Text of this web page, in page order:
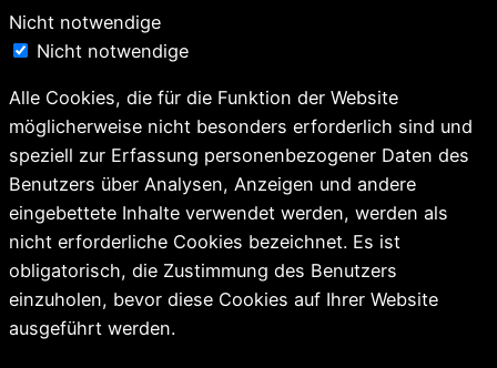
Nicht notwendige
Nicht notwendige
Alle Cookies, die für die Funktion der Website
möglicherweise nicht besonders erforderlich sind und
speziell zur Erfassung personenbezogener Daten des
Benutzers über Analysen, Anzeigen und andere
eingebettete Inhalte verwendet werden, werden als
nicht erforderliche Cookies bezeichnet. Es ist
obligatorisch, die Zustimmung des Benutzers
einzuholen, bevor diese Cookies auf Ihrer Website
ausgeführt werden.